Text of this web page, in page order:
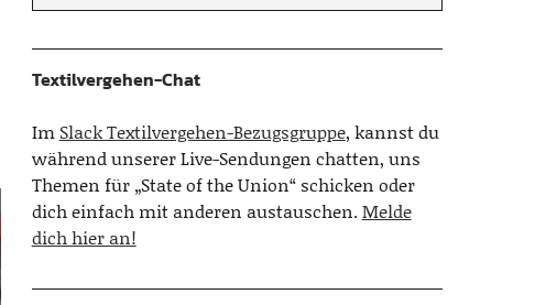
Textilvergehen-Chat
Im Slack Textilvergehen-Bezugsgruppe, kannst du
während unserer Live-Sendungen chatten, uns
Themen für „State of the Union“ schicken oder
dich einfach mit anderen austauschen.Melde
dich hier an!